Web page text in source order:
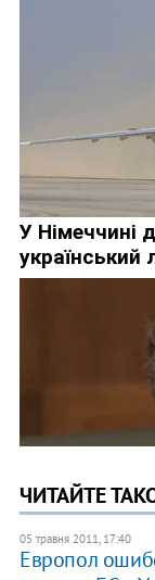
ЧИТАЙТЕ
05 травня 2011, 17:40
Европол